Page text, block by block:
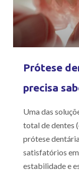
Prótese
precisa
Uma das
total de dentes
prótese
satisfatórios
estabilidade e